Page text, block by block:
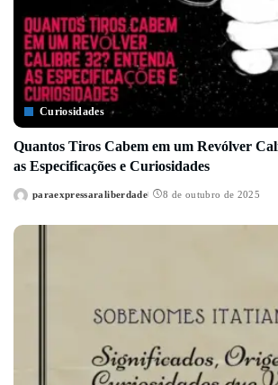
Curiosidades
Quantos Tiros Cabem em um Revólver
as Especificações e Curiosidades
Posted
paraexpressaraliberdade 8 de outubro de 2025